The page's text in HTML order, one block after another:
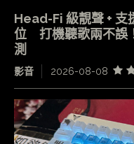
Head-Fi 級靚聲 +
位 打機聽歌兩不誤
測
影音 2026-08-08